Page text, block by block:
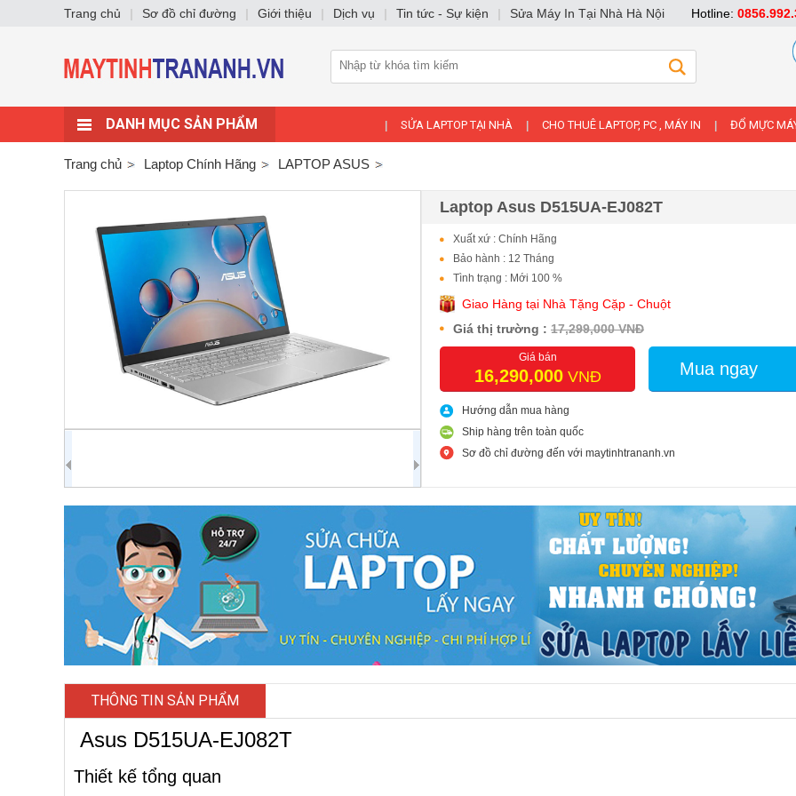
DANH MỤC SẢN PHẨM SỬA LAPTOP TẠI NHÀ CHO THUÊ LAPTOP, PC , MÁY IN ĐỔ MỰC
Trang chủ Laptop Chính Hãng LAPTOP ASUS
Laptop Asus D515UA-EJ082T
Xuất xứ : Chính Hãng
Bảo hành : 12 Tháng
Tình trạng : Mới 100 %
Giao Hàng tại Nhà Tặng Cặp - Chuột
Giá thị trường : 17,299,000 VNĐ
Giá bán
16,290,000VNĐ Mua ngay
Hướng dẫn mua hàng
Ship hàng trên toàn quốc
Sơ đồ chỉ đường đến với maytinhtrananh.vn
THÔNG TIN SẢN PHẨM
Asus D515UA-EJ082T
Thiết kế tổng quan
Trang chủ | Sơ đồ chỉ đường | Giới thiệu | Dịch vụ | Tin tức - Sự kiện | Sửa Máy In Tại Nhà Hà Nội Hotline: